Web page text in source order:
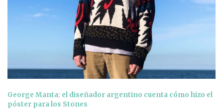
George Manta: el diseñador argentino cuenta cómo hizo el
póster para los Stones